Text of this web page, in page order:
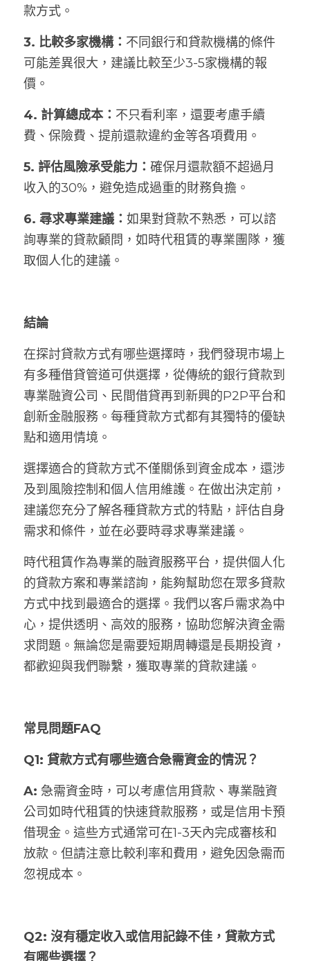
款方式。
3. 比較多家機構： 不同銀行和貸款機構的條件
可能差異很大，建議比較至少3-5家機構的報
價。
4. 計算總成本： 不只看利率，還要考慮手續
費、保險費、提前還款違約金等各項費用。
5. 評估風險承受能力： 確保月還款額不超過月
收入的30%，避免造成過重的財務負擔。
6. 尋求專業建議： 如果對貸款不熟悉，可以諮
詢專業的貸款顧問，如時代租賃的專業團隊，獲
取個人化的建議。
結論
在探討貸款方式有哪些選擇時，我們發現市場上
有多種借貸管道可供選擇，從傳統的銀行貸款到
專業融資公司、民間借貸再到新興的P2P平台和
創新金融服務。每種貸款方式都有其獨特的優缺
點和適用情境。
選擇適合的貸款方式不僅關係到資金成本，還涉
及到風險控制和個人信用維護。在做出決定前，
建議您充分了解各種貸款方式的特點，評估自身
需求和條件，並在必要時尋求專業建議。
時代租賃作為專業的融資服務平台，提供個人化
的貸款方案和專業諮詢，能夠幫助您在眾多貸款
方式中找到最適合的選擇。我們以客戶需求為中
心，提供透明、高效的服務，協助您解決資金需
求問題。無論您是需要短期周轉還是長期投資，
都歡迎與我們聯繫，獲取專業的貸款建議。
常見問題FAQ
Q1: 貸款方式有哪些適合急需資金的情況？
A: 急需資金時，可以考慮信用貸款、專業融資
公司如時代租賃的快速貸款服務，或是信用卡預
借現金。這些方式通常可在1-3天內完成審核和
放款。但請注意比較利率和費用，避免因急需而
忽視成本。
Q2: 沒有穩定收入或信用記錄不佳，貸款方式
有哪些選擇？